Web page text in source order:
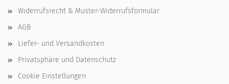
Widerrufsrecht & Muster-Widerrufsformular
AGB
Liefer- und Versandkosten
Privatsphäre und Datenschutz
Cookie Einstellungen